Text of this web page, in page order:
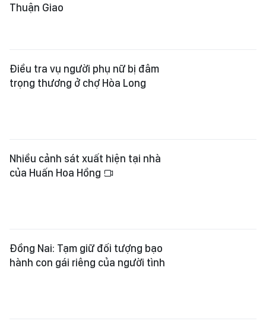
Thuận Giao
Điều tra vụ người phụ nữ bị đâm
trọng thương ở chợ Hòa Long
Nhiều cảnh sát xuất hiện tại nhà
của Huấn Hoa Hồng
Đồng Nai: Tạm giữ đối tượng bạo
hành con gái riêng của người tình